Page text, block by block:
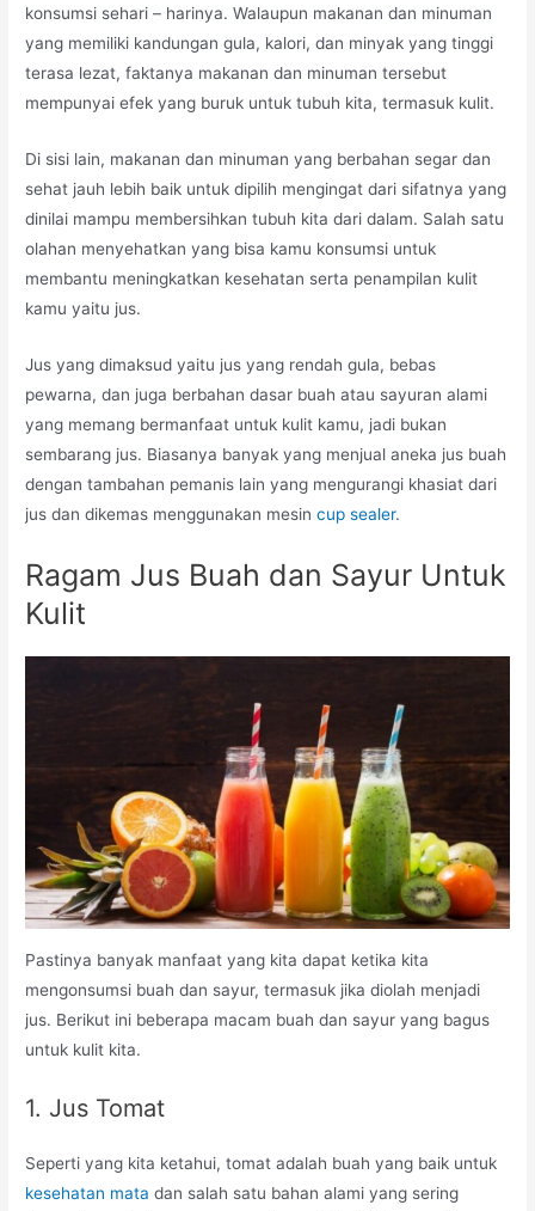
konsumsi sehari – harinya. Walaupun makanan dan minuman
yang memiliki kandungan gula, kalori, dan minyak yang tinggi
terasa lezat, faktanya makanan dan minuman tersebut
mempunyai efek yang buruk untuk tubuh kita, termasuk kulit.
Di sisi lain, makanan dan minuman yang berbahan segar dan
sehat jauh lebih baik untuk dipilih mengingat dari sifatnya yang
dinilai mampu membersihkan tubuh kita dari dalam. Salah satu
olahan menyehatkan yang bisa kamu konsumsi untuk
membantu meningkatkan kesehatan serta penampilan kulit
kamu yaitu jus.
Jus yang dimaksud yaitu jus yang rendah gula, bebas
pewarna, dan juga berbahan dasar buah atau sayuran alami
yang memang bermanfaat untuk kulit kamu, jadi bukan
sembarang jus. Biasanya banyak yang menjual aneka jus buah
dengan tambahan pemanis lain yang mengurangi khasiat dari
jus dan dikemas menggunakan mesincup sealer.
Ragam Jus Buah dan Sayur Untuk
Kulit
Pastinya banyak manfaat yang kita dapat ketika kita
mengonsumsi buah dan sayur, termasuk jika diolah menjadi
jus. Berikut ini beberapa macam buah dan sayur yang bagus
untuk kulit kita.
1. Jus Tomat
Seperti yang kita ketahui, tomat adalah buah yang baik untuk
kesehatan mata dan salah satu bahan alami yang sering